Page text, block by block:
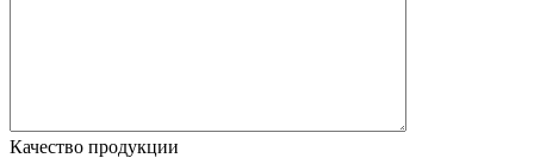
Качество продукции